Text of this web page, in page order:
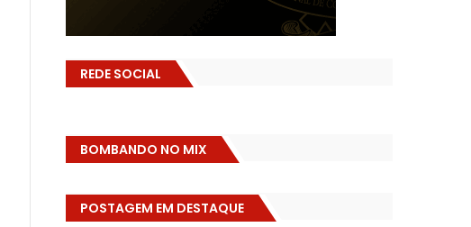
REDE SOCIAL
BOMBANDO NO MIX
POSTAGEM EM DESTAQUE